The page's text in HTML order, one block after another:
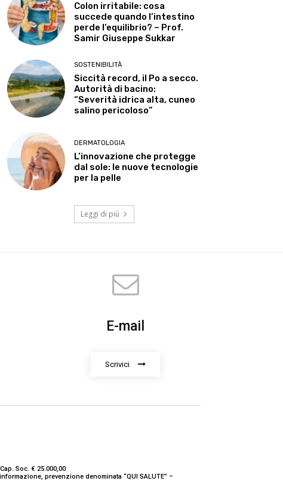
Colon irritabile: cosa
succede quando l’intestino
perde l’equilibrio? – Prof.
Samir Giuseppe Sukkar
SOSTENIBILITÀ
Siccità record, il Po a secco.
Autorità di bacino:
“Severità idrica alta, cuneo
salino pericoloso”
DERMATOLOGIA
L’innovazione che protegge
dal sole: le nuove tecnologie
per la pelle
Leggi di più
E-mail
Scrivici
Soc. € 25.000,00
prevenzione denominata “QUI SALUTE” –